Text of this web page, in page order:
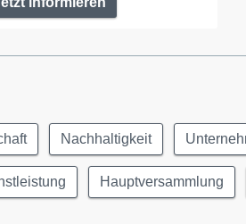
Nachhaltigkeit
Hauptversammlung